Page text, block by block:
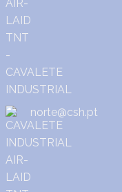
norte@csh.pt